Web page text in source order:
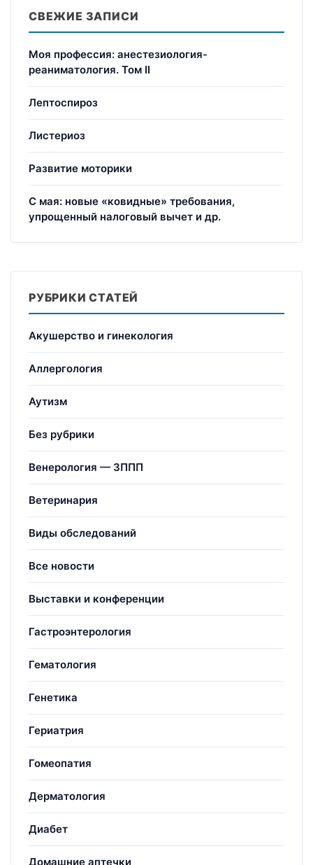
СВЕЖИЕ ЗАПИСИ
Моя профессия: анестезиология-
реаниматология. Том II
Лептоспироз
Листериоз
Развитие моторики
С мая: новые «ковидные» требования,
упрощенный налоговый вычет и др.
РУБРИКИ СТАТЕЙ
Акушерство и гинекология
Аллергология
Аутизм
Без рубрики
Венерология — ЗППП
Ветеринария
Виды обследований
Все новости
Выставки и конференции
Гастроэнтерология
Гематология
Генетика
Гериатрия
Гомеопатия
Дерматология
Диабет
Домашние аптечки